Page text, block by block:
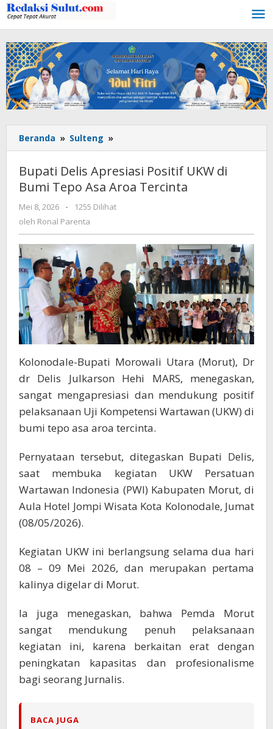
Lewati
ke
konten
Beranda » Sulteng »
Delis
Positif
UKW
Tercinta
Bupati Delis Apresiasi Positif UKW di
Bumi Tepo Asa Aroa Tercinta
Mei 8, 2026
oleh
Ronal
-
1255 Dilihat
oleh Ronal Parenta
Kolonodale-Bupati Morowali Utara (Morut), Dr
dr Delis Julkarson Hehi MARS, menegaskan,
sangat mengapresiasi dan mendukung positif
pelaksanaan Uji Kompetensi Wartawan (UKW) di
bumi tepo asa aroa tercinta.
Pernyataan tersebut, ditegaskan Bupati Delis,
saat membuka kegiatan UKW Persatuan
Wartawan Indonesia (PWI) Kabupaten Morut, di
Aula Hotel Jompi Wisata Kota Kolonodale, Jumat
(08/05/2026).
Kegiatan UKW ini berlangsung selama dua hari
08 – 09 Mei 2026, dan merupakan pertama
kalinya digelar di Morut.
Ia juga menegaskan, bahwa Pemda Morut
sangat mendukung penuh pelaksanaan
kegiatan ini, karena berkaitan erat dengan
peningkatan kapasitas dan profesionalisme
bagi seorang Jurnalis.
BACA JUGA